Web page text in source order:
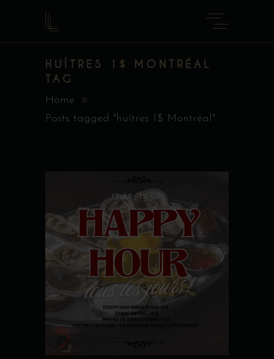
HUÎTRES 1$ MONTRÉAL
TAG
Home
Posts tagged "huîtres 1$ Montréal"